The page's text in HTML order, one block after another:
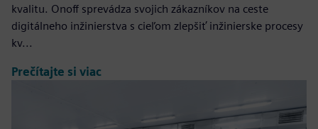
kvalitu. Onoff sprevádza svojich zákazníkov na ceste
digitálneho inžinierstva s cieľom zlepšiť inžinierske procesy
kv...
Prečítajte si viac